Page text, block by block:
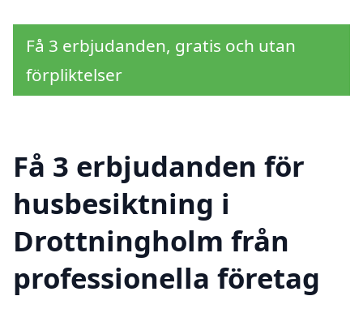
Få 3 erbjudanden, gratis och utan
förpliktelser
Få 3 erbjudanden för
husbesiktning i
Drottningholm från
professionella företag